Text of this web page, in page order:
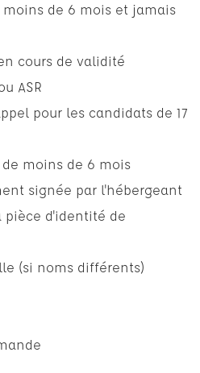
de 6 mois et jamais
cours de validité
ASR
pour les candidats de 17
moins de 6 mois
signée par l'hébergeant
pièce d'identité de
(si noms différents)